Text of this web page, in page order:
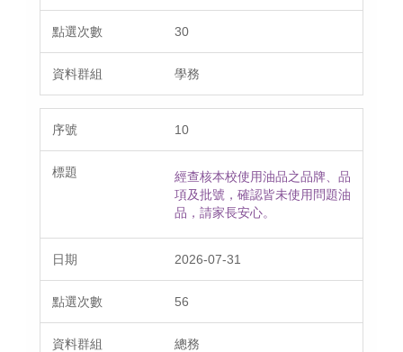
30
學務
10
經查核本校使用油品之品牌、品
項及批號，確認皆未使用問題油
品，請家長安心。
2026-07-31
56
總務